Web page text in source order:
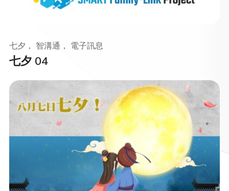
七夕 04
七夕， 智溝通， 電子訊息